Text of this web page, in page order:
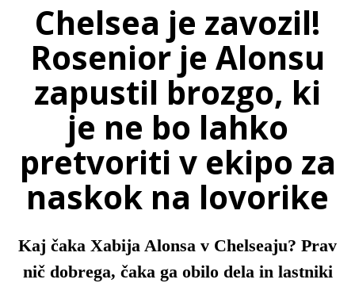
Chelsea je zavozil!
Rosenior je Alonsu
zapustil brozgo, ki
je ne bo lahko
pretvoriti v ekipo za
naskok na lovorike
Kaj čaka Xabija Alonsa v Chelseaju? Prav
nič dobrega, čaka ga obilo dela in lastniki